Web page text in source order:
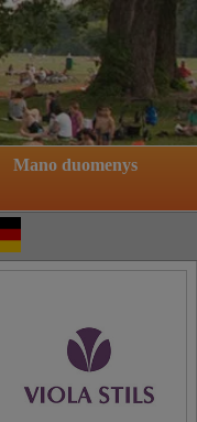
Mano duomenys